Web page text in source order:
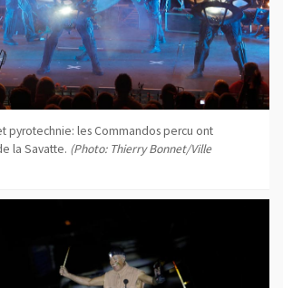
pyrotechnie: les Commandos percu ont
la Savatte. (Photo: Thierry Bonnet/Ville